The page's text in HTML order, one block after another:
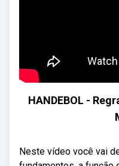
HANDEBOL -
Neste vídeo você vai